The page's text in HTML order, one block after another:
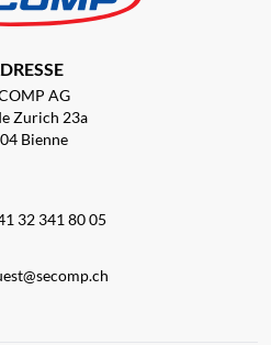
AG
Zurich 23a
Bienne
32 341 80 05